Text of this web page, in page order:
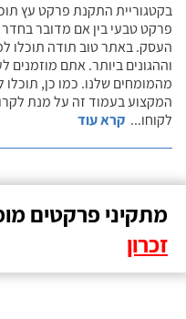
בקטגוריית התקנת פרקט עץ
פרקט טבעי בין אם מדובר
העסק. באתר טוב תודה תוכלו
וההגונים ביותר. אתם מוזמנים
מהמומחים שלנו. כמו כן,
המקצוע בעמוד זה על מנת
לקוחו... קרא עוד
מתקיני פרקטים
זכרון